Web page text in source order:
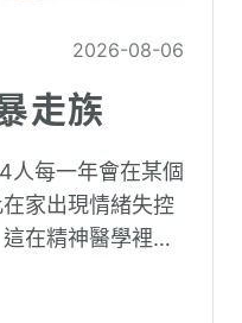
2026-08-06
走族
人每一年會在某個
家出現情緒失控
在精神醫學裡不
在某一次需要處